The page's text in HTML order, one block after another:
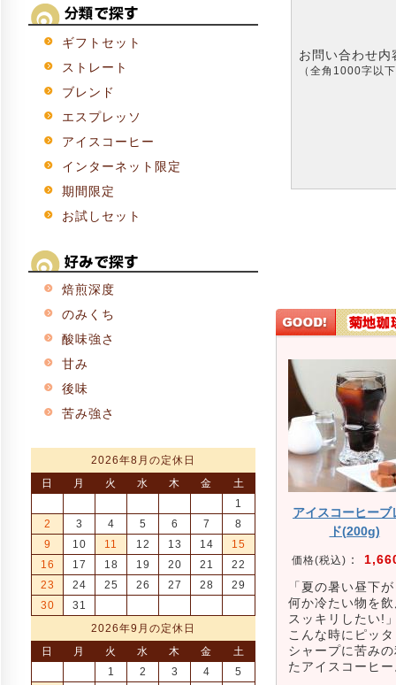
お問い合わせ内
（全角1000字以
アイスコーヒーブ
ド(200g)
価格(税込) ：
「夏の暑い昼下
何か冷たい物を
スッキリしたい!
こんな時にピッ
シャープに苦み
たアイスコーヒ
ギフトセット
ストレート
ブレンド
エスプレッソ
アイスコーヒー
インターネット限定
期間限定
お試しセット
焙煎深度
のみくち
酸味強さ
甘み
後味
苦み強さ
2026年8月の定休日
日
月 火 水 木 金
土
1
2
3 4 5 6 7
8
9
10 11 12 13 14
15
16
17 18 19 20 21
22
23
24 25 26 27 28
29
30
31
2026年9月の定休日
日
月 火 水 木 金
土
1
2 3 4
5